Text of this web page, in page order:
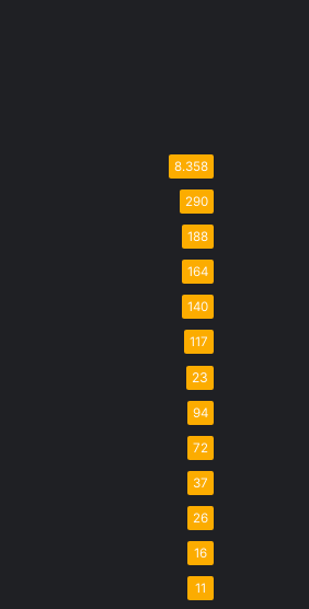
8.358
290
188
164
140
117
23
94
72
37
26
16
11